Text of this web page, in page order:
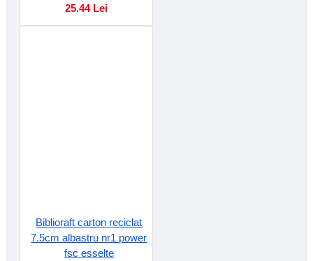
25.44 Lei
Biblioraft carton reciclat
7.5cm albastru nr1 power
fsc esselte